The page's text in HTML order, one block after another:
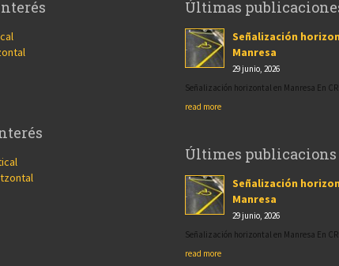
Últimas
Señalización
Manresa
29 junio, 2026
Señalización horizontal en Manresa En
read more
Últimes publicacions
Señalización
Manresa
29 junio, 2026
Señalización horizontal en Manresa En
read more